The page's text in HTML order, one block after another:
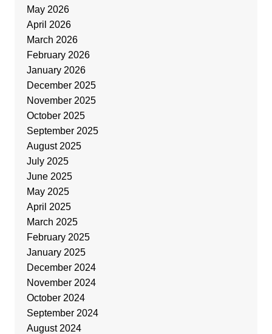
May 2026
April 2026
March 2026
February 2026
January 2026
December 2025
November 2025
October 2025
September 2025
August 2025
July 2025
June 2025
May 2025
April 2025
March 2025
February 2025
January 2025
December 2024
November 2024
October 2024
September 2024
August 2024